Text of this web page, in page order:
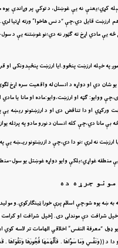
کړي؛يعنې نه يې غوښتل، د توکي پر وړاندې
ارزښت قايل دي،چې “د نس هاخوا” ورته
يې مادي اړخ ته ګټور نه دي؛نو غوښتنه يې د
په خپله ارزښت پنځوو.ايا ارزښت پنځېدونکى
يو شان دي او دواړه د انسان له واقعيت سره
ووايو: ګټه او ارزښت،وايو:ماده او مانا يا
ورکړي او دا تناقض دى او د ارزښتونو ريښه
بې مانا دي،چې کله انسان د نورو مادو په پرتله
ارزښت نه لري ؛نو دا دي،چې د ازرښتونو ريـښه
بې منطقه غواړي؛بلکې وايو دواړه غوښتل يو
جرړه ده
پوه شو،چې اسلام پرې خورا ټينګارکوي.و مو
خپل شرافت دې موندلى دى. [خپل شرافت او
ډول “معرفة النفس” اخلاقي الهامات تر
دا د ((وَنَفْسٍ وَمَا سَوَّاهَا . فَأَلْهَمَهَا فُجُورَهَا